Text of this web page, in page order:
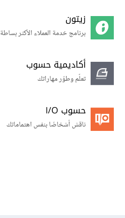
زيتون
برنامج خدمة العملاء الأكثر بساطة
أكاديمية حسوب
تعلّم وطوّر مهاراتك
حسوب I/O
ناقش أشخاصًا بنفس اهتماماتك